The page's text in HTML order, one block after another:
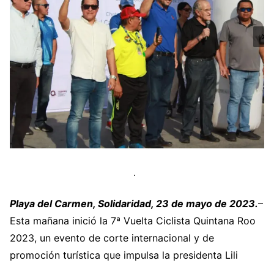
Playa del Carmen, Solidaridad, 23 de mayo de 2023.–
Esta mañana inició la 7ª Vuelta Ciclista Quintana Roo
2023, un evento de corte internacional y de
promoción turística que impulsa la presidenta Lili